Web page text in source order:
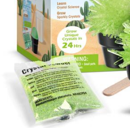
手工藝,文具,蠟筆,泥膠,畫板
娃娃, 芭比,收藏公仔
電子玩具
遊戲及拼圖系列
益智學習玩具
Play-Doh培樂多
Pokemon寶可夢
playpop
LEGO樂高
LeapFrog跳跳蛙
12~14歳
14歳以上